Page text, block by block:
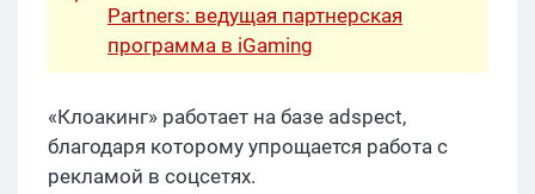
Partners: ведущая партнерская
программа в iGaming
«Клоакинг» работает на базе adspect,
благодаря которому упрощается работа с
рекламой в соцсетях.